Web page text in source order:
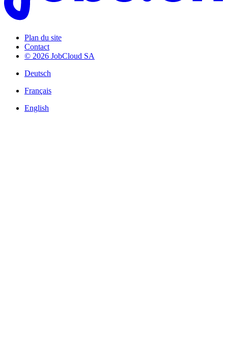
Plan du site
Contact
© 2026 JobCloud SA
Deutsch
Français
English